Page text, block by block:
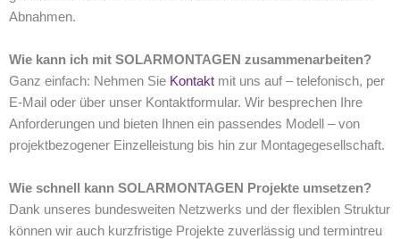
Abnahmen.
Wie kann ich mit SOLARMONTAGEN zusammenarbeiten?
Ganz einfach: Nehmen Sie Kontakt mit uns auf – telefonisch, per
E-Mail oder über unser Kontaktformular. Wir besprechen Ihre
Anforderungen und bieten Ihnen ein passendes Modell – von
projektbezogener Einzelleistung bis hin zur Montagegesellschaft.
Wie schnell kann SOLARMONTAGEN Projekte umsetzen?
Dank unseres bundesweiten Netzwerks und der flexiblen Struktur
können wir auch kurzfristige Projekte zuverlässig und termintreu